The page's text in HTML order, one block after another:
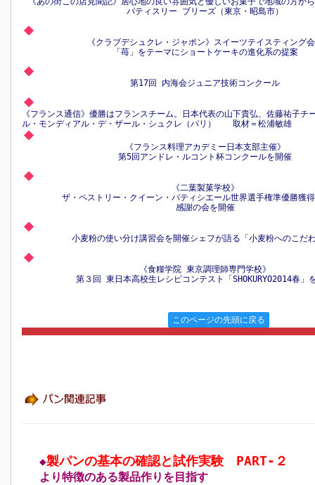
パティスリー ブリーズ（東京・昭島市）
《クラブデシュクレ・ジャポン》スイーツテイスティン
「苺」をテーマにショートケーキの進化系の提案
第17回 内海会ジュニア技術コンクール
《フランス通信》優勝はフランスチーム。日本代表の山下貴弘、佐藤祐子
ル・モンディアル・デ・ザール・シュクレ（パリ） 取材＝松浦敏雄
《フランス料理アカデミー日本支部主催》
第5回アンドレ・ルコント杯コンクールを開催
《二葉製菓学校》
ザ・ペストリー・クイーン・パティシエール世界選手権準優勝獲
感謝の会を開催
小麦粉の使い分け講習会を開催シェフが語る「小麦粉へのこだ
《食糧学院 東京調理師専門学校》
第３回 東日本高校生レシピコンテスト「SHOKURYO2014春」
このページの先頭に戻る
◆製パンの基本の確認と試作実験 PART‐２
より特徴のある製品作りを目指す